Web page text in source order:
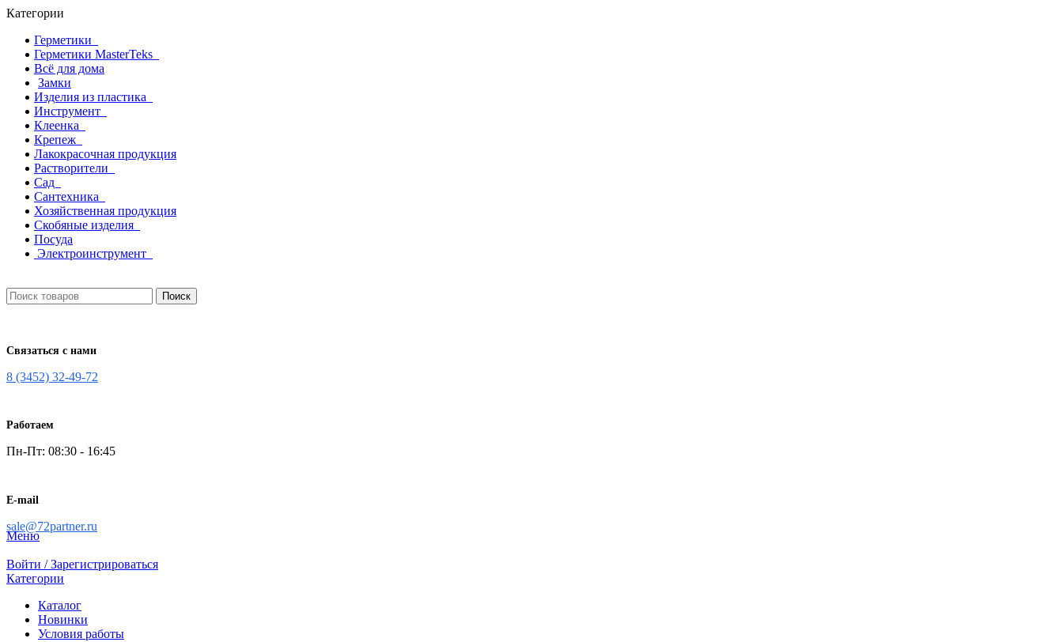
Категории
Герметики
Герметики MasterTeks
Всё для дома
Замки
Изделия из пластика
Инструмент
Клеенка
Крепеж
Лакокрасочная продукция
Растворители
Сад
Сантехника
Хозяйственная продукция
Скобяные изделия
Посуда
Электроинструмент
Поиск
Связаться с нами
8 (3452) 32-49-72
Работаем
Пн-Пт: 08:30 - 16:45
E-mail
sale@72partner.ru
Меню
Войти / Зарегистрироваться
Категории
Каталог
Новинки
Условия работы